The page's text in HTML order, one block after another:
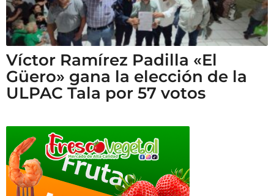
Víctor Ramírez Padilla «El
Güero» gana la elección de la
ULPAC Tala por 57 votos